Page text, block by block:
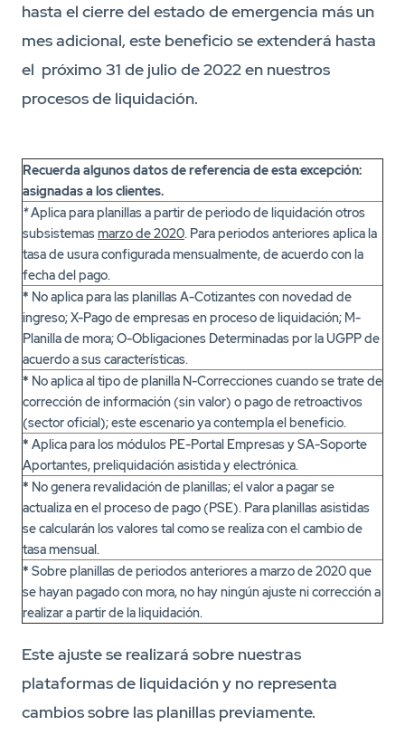
hasta el cierre del estado de emergencia más un
mes adicional, este beneficio se extenderá hasta
el próximo 31 de julio de 2022 en nuestros
procesos de liquidación.
Recuerda algunos datos de referencia de esta excepción:
asignadas a los clientes.
*Aplica para planillas a partir de periodo de liquidación otros
subsistemasmarzo de 2020. Para periodos anteriores aplica la
tasa de usura configurada mensualmente, de acuerdo con la
fecha del pago.
* No aplica para las planillas A-Cotizantes con novedad de
ingreso; X-Pago de empresas en proceso de liquidación; M-
Planilla de mora; O-Obligaciones Determinadas por la UGPP de
acuerdo a sus características.
* No aplica al tipo de planilla N-Correcciones cuando se trate de
corrección de información (sin valor) o pago de retroactivos
(sector oficial); este escenario ya contempla el beneficio.
* Aplica para los módulos PE-Portal Empresas y SA-Soporte
Aportantes, preliquidación asistida y electrónica.
* No genera revalidación de planillas; el valor a pagar se
actualiza en el proceso de pago (PSE). Para planillas asistidas
se calcularán los valores tal como se realiza con el cambio de
tasa mensual.
* Sobre planillas de periodos anteriores a marzo de 2020 que
se hayan pagado con mora, no hay ningún ajuste ni corrección a
realizar a partir de la liquidación.
Este ajuste se realizará sobre nuestras
plataformas de liquidación y no representa
cambios sobre las planillas previamente.